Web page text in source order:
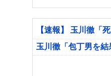
【速報】 玉川徹「
玉川徹「包丁男を